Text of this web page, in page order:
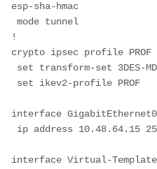
esp-sha-hmac
mode tunnel
!
crypto ipsec profile PROF
set transform-set 3DES-
set ikev2-profile PROF
interface
ip address 10.48.64.15
interface Virtual-